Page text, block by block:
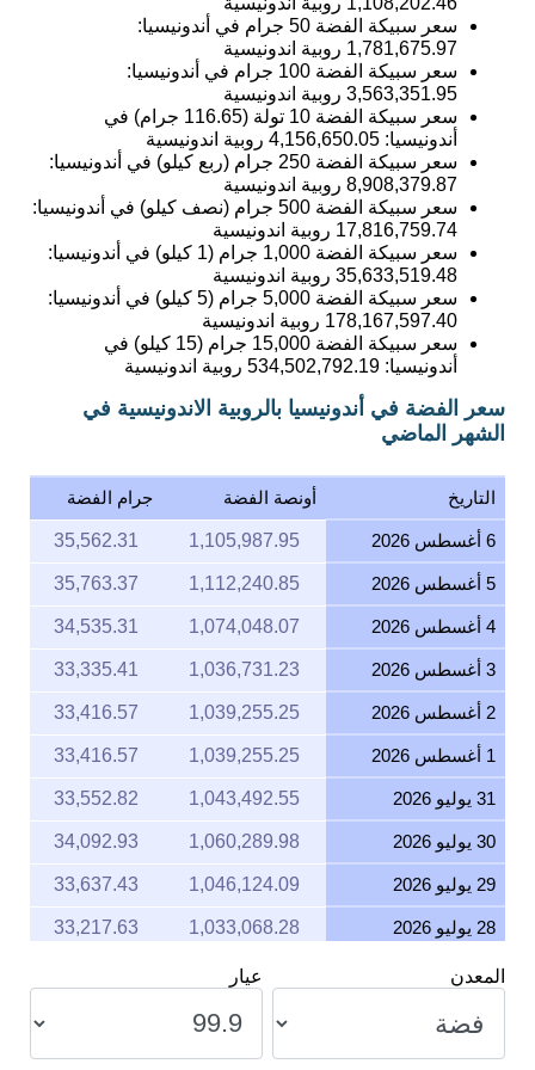
سعر سبيكة الفضة 100 جرام في أندونيسيا:
3,563,351.95 روبية اندونيسية
سعر سبيكة الفضة 10 تولة (116.65 جرام) في
أندونيسيا:4,156,650.05روبية اندونيسية
سعر سبيكة الفضة 250 جرام (ربع كيلو) في أندونيسيا:
8,908,379.87روبية اندونيسية
سعر سبيكة الفضة 500 جرام (نصف كيلو) في أندونيسيا:
17,816,759.74 روبية اندونيسية
سعر سبيكة الفضة 1,000 جرام (1 كيلو) في أندونيسيا:
35,633,519.48 روبية اندونيسية
سعر سبيكة الفضة 5,000 جرام (5 كيلو) في أندونيسيا:
178,167,597.40 روبية اندونيسية
سعر سبيكة الفضة 15,000 جرام (15 كيلو) في
أندونيسيا:534,502,792.19روبية اندونيسية
سعر الفضة في أندونيسيا بالروبية الاندونيسية في
التاريخ
6 أغسطس 2026 1,105,987.95
35,562.31
5 أغسطس 2026 1,112,240.85
35,763.37
4 أغسطس 2026 1,074,048.07
34,535.31
3 أغسطس 2026 1,036,731.23
33,335.41
2 أغسطس 2026 1,039,255.25
33,416.57
1 أغسطس 2026 1,039,255.25
33,416.57
31 يوليو 2026 1,043,492.55
33,552.82
30 يوليو 2026 1,060,289.98
34,092.93
29 يوليو 2026 1,046,124.09
33,637.43
28 يوليو 2026 1,033,068.28
33,217.63
27 يوليو 2026 1,057,350.32
33,998.40
1,042,376.24
25 يوليو 2026 1,042,376.24
24 يوليو 2026 1,049,450.47
33,744.39
المعدن عيار